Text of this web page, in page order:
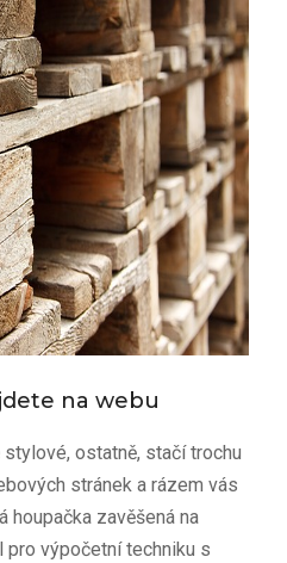
na webu
ostatně, stačí trochu
stránek a rázem vás
houpačka zavěšená na
výpočetní techniku s